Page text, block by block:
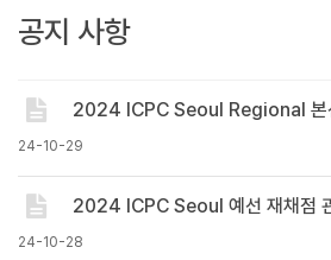
공지 사항
2024 ICPC Seoul Regional 본
24-10-29
2024 ICPC Seoul 예선 재채점
24-10-28